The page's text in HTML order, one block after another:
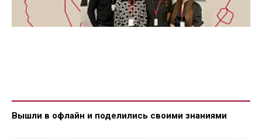
Вышли в офлайн и поделились своими знаниями